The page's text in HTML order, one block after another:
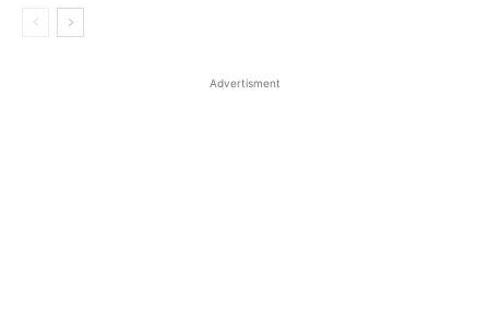
Advertisment